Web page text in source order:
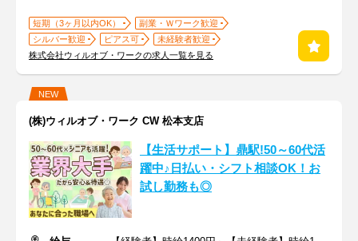
短期（3ヶ月以内OK）
副業・Ｗワーク歓迎
シルバー歓迎
ピアス可
未経験者歓迎
株式会社ウィルオブ・ワークの求人一覧を見る
NEW
(株)ウィルオブ・ワーク CW 松本支店
【生活サポート】鼎駅!50～60代活
躍中♪日払い・シフト相談OK！お
試し勤務も◎